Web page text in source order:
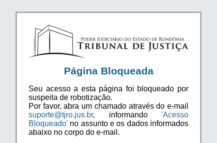
Página Bloqueada
Seu acesso a esta página foi bloqueado por
suspeita de robotização.
Por favor, abra um chamado através do e-mail
suporte@tjro.jus.br, informando 'Acesso
Bloqueado' no assunto e os dados informados
abaixo no corpo do e-mail.